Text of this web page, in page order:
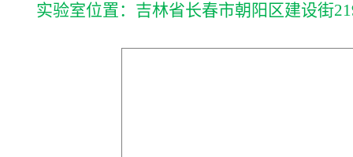
实验室位置：吉林省长春市朝阳区建设街